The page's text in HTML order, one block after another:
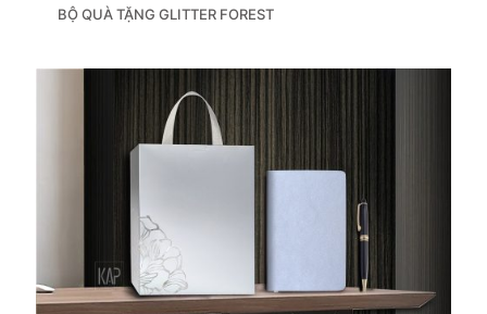
BỘ QUÀ TẶNG GLITTER FOREST